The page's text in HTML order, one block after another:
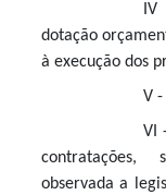
dotação
à execução dos
V
VI
contratações,
observada a